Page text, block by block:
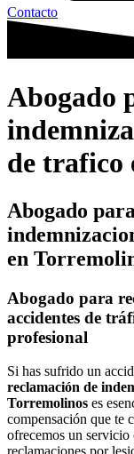
Contacto
Abogado
de trafico
Abogado
en
Abogado para
accidentes de
profesional
Si has sufrido un
reclamación de
Torremolinos es
compensación que te
ofrecemos un servicio